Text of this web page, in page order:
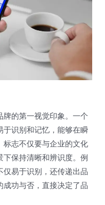
的第一视觉印象。一个
识别和记忆，能够在瞬
标志不仅要与企业的文化
保持清晰和辨识度。例
易于识别，还传递出品
功与否，直接决定了品